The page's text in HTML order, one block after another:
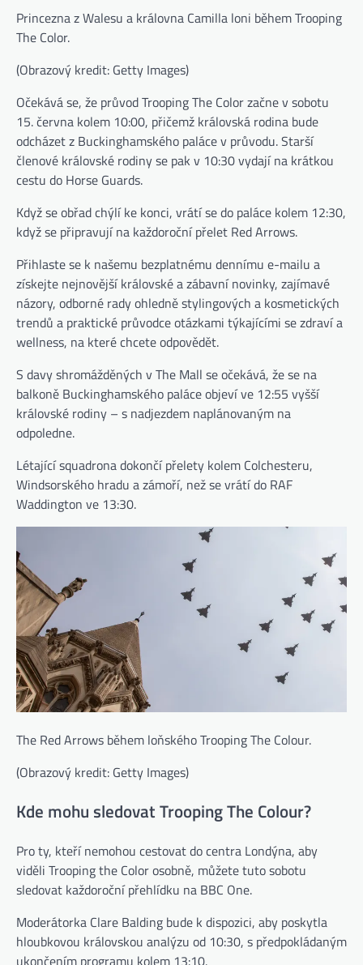
Princezna z Walesu a královna Camilla loni během Trooping
The Color.
(Obrazový kredit: Getty Images)
Očekává se, že průvod Trooping The Color začne v sobotu
15. června kolem 10:00, přičemž královská rodina bude
odcházet z Buckinghamského paláce v průvodu. Starší
členové královské rodiny se pak v 10:30 vydají na krátkou
cestu do Horse Guards.
Když se obřad chýlí ke konci, vrátí se do paláce kolem 12:30,
když se připravují na každoroční přelet Red Arrows.
Přihlaste se k našemu bezplatnému dennímu e-mailu a
získejte nejnovější královské a zábavní novinky, zajímavé
názory, odborné rady ohledně stylingových a kosmetických
trendů a praktické průvodce otázkami týkajícími se zdraví a
wellness, na které chcete odpovědět.
S davy shromážděných v The Mall se očekává, že se na
balkoně Buckinghamského paláce objeví ve 12:55 vyšší
královské rodiny – s nadjezdem naplánovaným na
odpoledne.
Létající squadrona dokončí přelety kolem Colchesteru,
Windsorského hradu a zámoří, než se vrátí do RAF
Waddington ve 13:30.
The Red Arrows během loňského Trooping The Colour.
(Obrazový kredit: Getty Images)
Kde mohu sledovat Trooping The Colour?
Pro ty, kteří nemohou cestovat do centra Londýna, aby
viděli Trooping the Color osobně, můžete tuto sobotu
sledovat každoroční přehlídku na BBC One.
Moderátorka Clare Balding bude k dispozici, aby poskytla
hloubkovou královskou analýzu od 10:30, s předpokládaným
ukončením programu kolem 13:10.